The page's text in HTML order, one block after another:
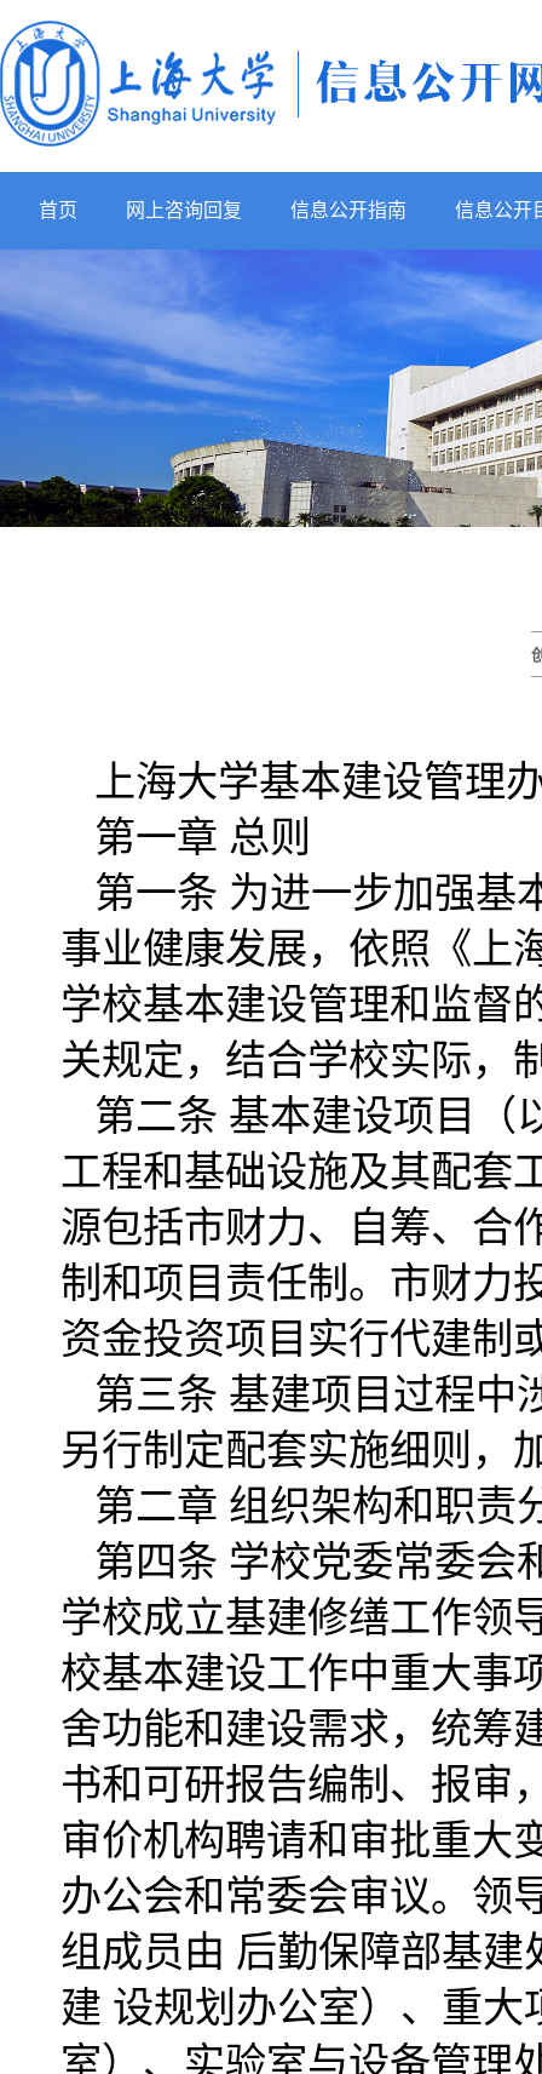
首页 网上咨询回复 信息公开指南 信息公开
上海大学基本建设管理
第一章 总则
第一条 为进一步加强基
事业健康发展，依照《上
学校基本建设管理和监督
关规定，结合学校实际，
第二条 基本建设项目（
工程和基础设施及其配套
源包括市财力、自筹、合
制和项目责任制。市财力
资金投资项目实行代建制
第三条 基建项目过程中
另行制定配套实施细则，
第二章 组织架构和职责
第四条 学校党委常委会
学校成立基建修缮工作领
校基本建设工作中重大事
舍功能和建设需求，统筹
书和可研报告编制、报审
审价机构聘请和审批重大
办公会和常委会审议。领
组成员由 后勤保障部基建
建 设规划办公室）、重
室）、实验室与设备管理